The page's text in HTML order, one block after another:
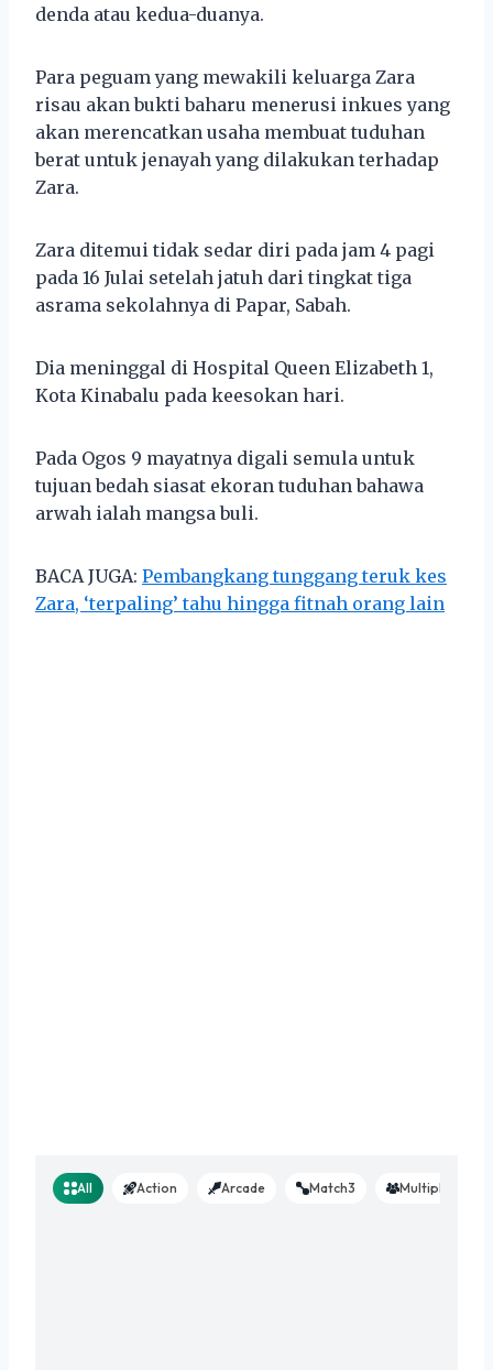
denda atau kedua-duanya.
Para peguam yang mewakili keluarga Zara
risau akan bukti baharu menerusi inkues yang
akan merencatkan usaha membuat tuduhan
berat untuk jenayah yang dilakukan terhadap
Zara.
Zara ditemui tidak sedar diri pada jam 4 pagi
pada 16 Julai setelah jatuh dari tingkat tiga
asrama sekolahnya di Papar, Sabah.
Dia meninggal di Hospital Queen Elizabeth 1,
Kota Kinabalu pada keesokan hari.
Pada Ogos 9 mayatnya digali semula untuk
tujuan bedah siasat ekoran tuduhan bahawa
arwah ialah mangsa buli.
BACA JUGA: Pembangkang tunggang teruk kes
Zara, ‘terpaling’ tahu hingga fitnah orang lain